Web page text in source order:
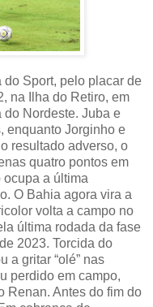
Sport, pelo placar de
na Ilha do Retiro, em
do Nordeste. Juba e
enquanto Jorginho e
resultado adverso, o
quatro pontos em
ocupa a última
O Bahia agora vira a
volta a campo no
última rodada da fase
2023. Torcida do
a gritar “olé” nas
perdido em campo,
Renan. Antes do fim do